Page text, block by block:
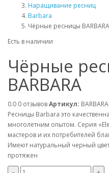
Наращивание ресниц
Barbara
Чёрные ресницы BARBARA
Есть в наличии
Чёрные
BARBARA
0.0 0 отзывовАртикул:
Ресницы Barbara это
многолетним опытом. Серия
мастеров и их потребителей
Имеют натуральный черный
протяжен